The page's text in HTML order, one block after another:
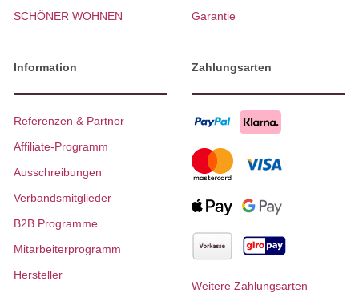
SCHÖNER WOHNEN
Garantie
Information
Referenzen & Partner
Affiliate-Programm
Ausschreibungen
Verbandsmitglieder
B2B Programme
Mitarbeiterprogramm
Hersteller
Zahlungsarten
Weitere Zahlungsarten